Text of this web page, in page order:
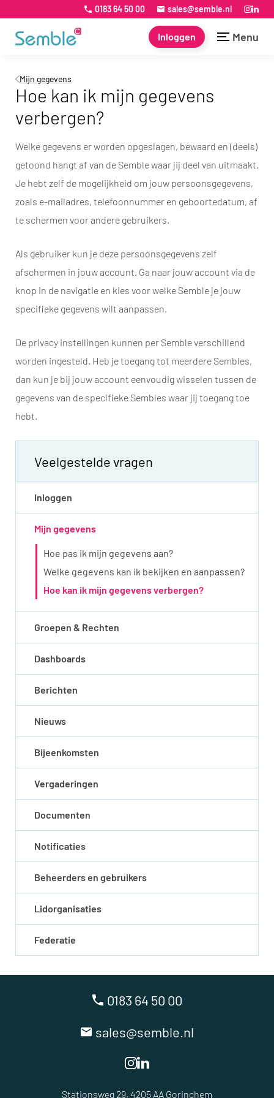
0183 64 50 00 sales@semble.nl
Inloggen Menu
Mijn gegevens
Hoe kan ik mijn gegevens
verbergen?
Welke gegevens er worden opgeslagen, bewaard en (deels)
getoond hangt af van de Semble waar jij deel van uitmaakt.
Je hebt zelf de mogelijkheid om jouw persoonsgegevens,
zoals e-mailadres, telefoonnummer en geboortedatum, af
te schermen voor andere gebruikers.
Als gebruiker kun je deze persoonsgegevens zelf
afschermen in jouw account. Ga naar jouw account via de
knop in de navigatie en kies voor welke Semble je jouw
specifieke gegevens wilt aanpassen.
De privacy instellingen kunnen per Semble verschillend
worden ingesteld. Heb je toegang tot meerdere Sembles,
dan kun je bij jouw account eenvoudig wisselen tussen de
gegevens van de specifieke Sembles waar jij toegang toe
hebt.
Veelgestelde vragen
Inloggen
Mijn gegevens
Hoe pas ik mijn gegevens aan?
Welke gegevens kan ik bekijken en aanpassen?
Hoe kan ik mijn gegevens verbergen?
Groepen & Rechten
Dashboards
Berichten
Nieuws
Bijeenkomsten
Vergaderingen
Documenten
Notificaties
Beheerders en gebruikers
Lidorganisaties
Federatie
0183 64 50 00
sales@semble.nl
Stationsweg 29, 4205 AA Gorinchem